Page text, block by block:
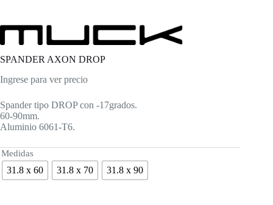
SPANDER AXON DROP
Ingrese para ver precio
Spander tipo DROP con -17grados.
60-90mm.
Aluminio 6061-T6.
Medidas
31.8 x 60 31.8 x 70 31.8 x 90